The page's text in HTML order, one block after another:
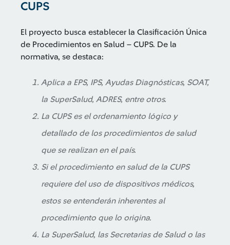
CUPS
El proyecto busca establecer la Clasificación Única
de Procedimientos en Salud – CUPS. De la
normativa, se destaca:
Aplica a EPS, IPS, Ayudas Diagnósticas, SOAT,
la SuperSalud, ADRES, entre otros.
La CUPS es el ordenamiento lógico y
detallado de los procedimientos de salud
que se realizan en el país.
Si el procedimiento en salud de la CUPS
requiere del uso de dispositivos médicos,
estos se entenderán inherentes al
procedimiento que lo origina.
La SuperSalud, las Secretarias de Salud o las